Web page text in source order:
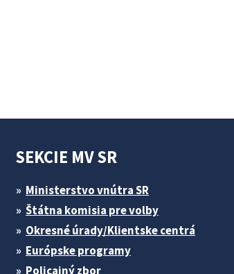
SEKCIE MV SR
Ministerstvo vnútra SR
Štátna komisia pre volby
Okresné úrady/Klientske centrá
Európske programy
Policajný zbor